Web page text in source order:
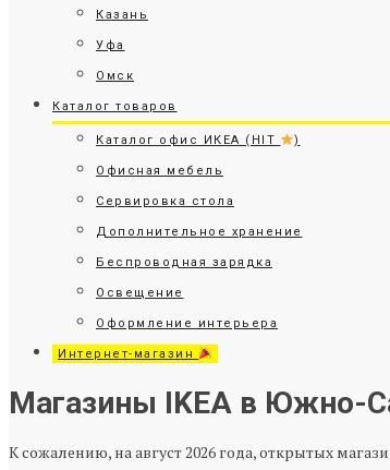
Казань
Уфа
Омск
Каталог товаров
Каталог офис ИКЕА (HIT )
Офисная мебель
Сервировка стола
Дополнительное хранение
Беспроводная зарядка
Освещение
Оформление интерьера
Интернет-магазин
Магазины IKEA в Южно-
К сожалению, на август 2026 года, открытых